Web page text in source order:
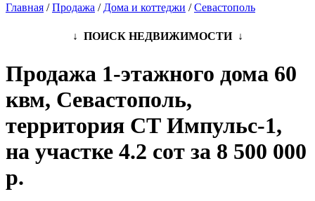
Главная /Продажа / Дома и коттеджи /Севастополь
↓ ПОИСК НЕДВИЖИМОСТИ ↓
Продажа 1-этажного дома 60
квм, Севастополь,
территория СТ Импульс-1,
на участке 4.2 сот за 8 500 000
р.